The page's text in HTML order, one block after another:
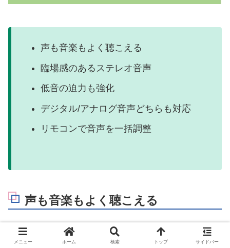
声も音楽もよく聴こえる
臨場感のあるステレオ音声
低音の迫力も強化
デジタル/アナログ音声どちらも対応
リモコンで音声を一括調整
声も音楽もよく聴こえる
ミライスピーカー・ステレオ は、人の声がくっき
メニュー ホーム 検索 トップ サイドバー